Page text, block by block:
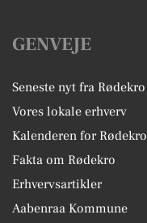
GENVEJE
Seneste nyt fra Rødekro
Vores lokale erhverv
Kalenderen for Rødekro
Fakta om Rødekro
Erhvervsartikler
Aabenraa Kommune